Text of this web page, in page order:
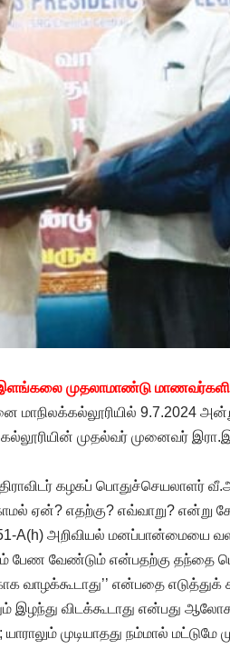
இளங்கலை முதலாமாண்டு
9.7.2024
முதல்வர் முனைவர்
கழகப் பொதுச்செயலாளர்
ஏன்? எதற்கு? எவ்வாறு? என்று
51-A(h) அறிவியல் மனப்பான்மையை
பேண வேண்டும் என்பதற்கு தந்தை
வாழக்கூடாது’’ என்பதை
விடக்கூடாது என்பது
யாராலும் முடியாதது நம்மால்